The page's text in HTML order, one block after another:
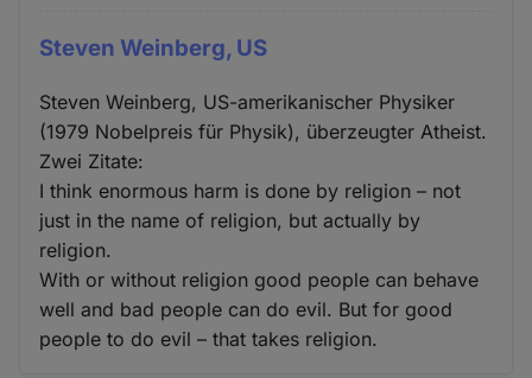
Steven Weinberg, US
Steven Weinberg, US-amerikanischer Physiker
(1979 Nobelpreis für Physik), überzeugter Atheist.
Zwei Zitate:
I think enormous harm is done by religion – not
just in the name of religion, but actually by
religion.
With or without religion good people can behave
well and bad people can do evil. But for good
people to do evil – that takes religion.